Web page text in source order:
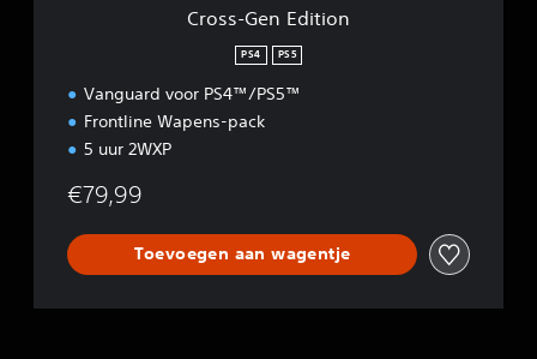
Cross-Gen Edition
PS4 PS5
Vanguard voor PS4™/PS5™
Frontline Wapens-pack
5 uur 2WXP
€79,99
Toevoegen aan wagentje